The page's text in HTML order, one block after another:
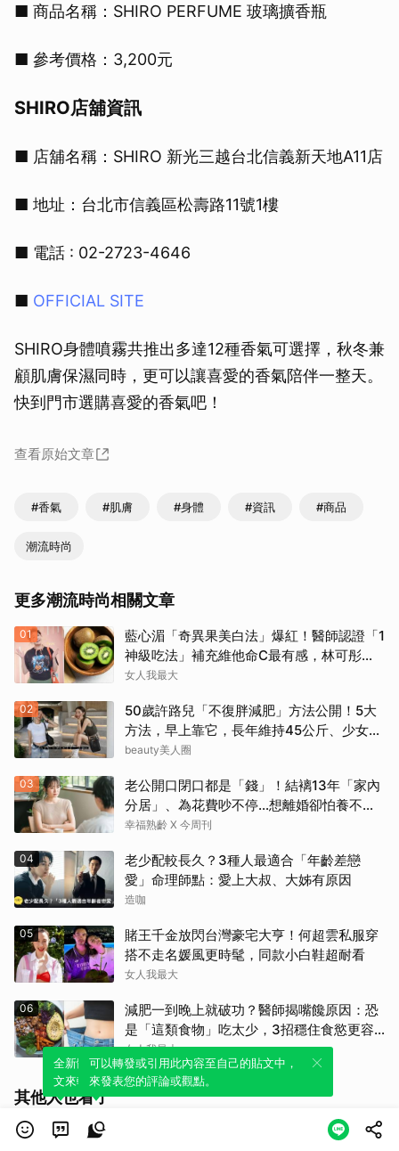
■ 商品名稱：SHIRO PERFUME 玻璃擴香瓶
■ 參考價格：3,200元
SHIRO店舖資訊
■ 店舖名稱：SHIRO 新光三越台北信義新天地A11店
■ 地址：台北市信義區松壽路11號1樓
■ 電話 : 02-2723-4646
■ OFFICIAL SITE
SHIRO身體噴霧共推出多達12種香氣可選擇，秋冬兼
顧肌膚保濕同時，更可以讓喜愛的香氣陪伴一整天。
快到門市選購喜愛的香氣吧！
查看原始文章
#香氣 #肌膚 #身體 #資訊 #商品
潮流時尚
更多潮流時尚相關文章
01
藍心湄「奇異果美白法」爆紅！醫師認證「1
神級吃法」補充維他命C最有感，林可彤自
曝從小跟著吃
女人我最大
02
50歲許路兒「不復胖減肥」方法公開！5大
方法，早上靠它，長年維持45公斤、少女感
滿滿
beauty美人圈
03
老公開口閉口都是「錢」！結褵13年「家內
分居」、為花費吵不停…想離婚卻怕養不活
自己：還要忍3年？
幸福熟齡 X 今周刊
04
老少配較長久？3種人最適合「年齡差戀
愛」命理師點：愛上大叔、大姊有原因
造咖
05
賭王千金放閃台灣豪宅大亨！何超雲私服穿
搭不走名媛風更時髦，同款小白鞋超耐看
女人我最大
06
減肥一到晚上就破功？醫師揭嘴饞原因：恐
是「這類食物」吃太少，3招穩住食慾更容
易瘦！
女人我最大
其他人也看了
33歲女流落街頭被拐！遭「囚禁輪暴4月」
全新體驗！一鍵引用此內容，透過發布貼
文來輕鬆表達個人立場。
可以轉發或引用此內容至自己的貼文中，
來發表您的評論或觀點。